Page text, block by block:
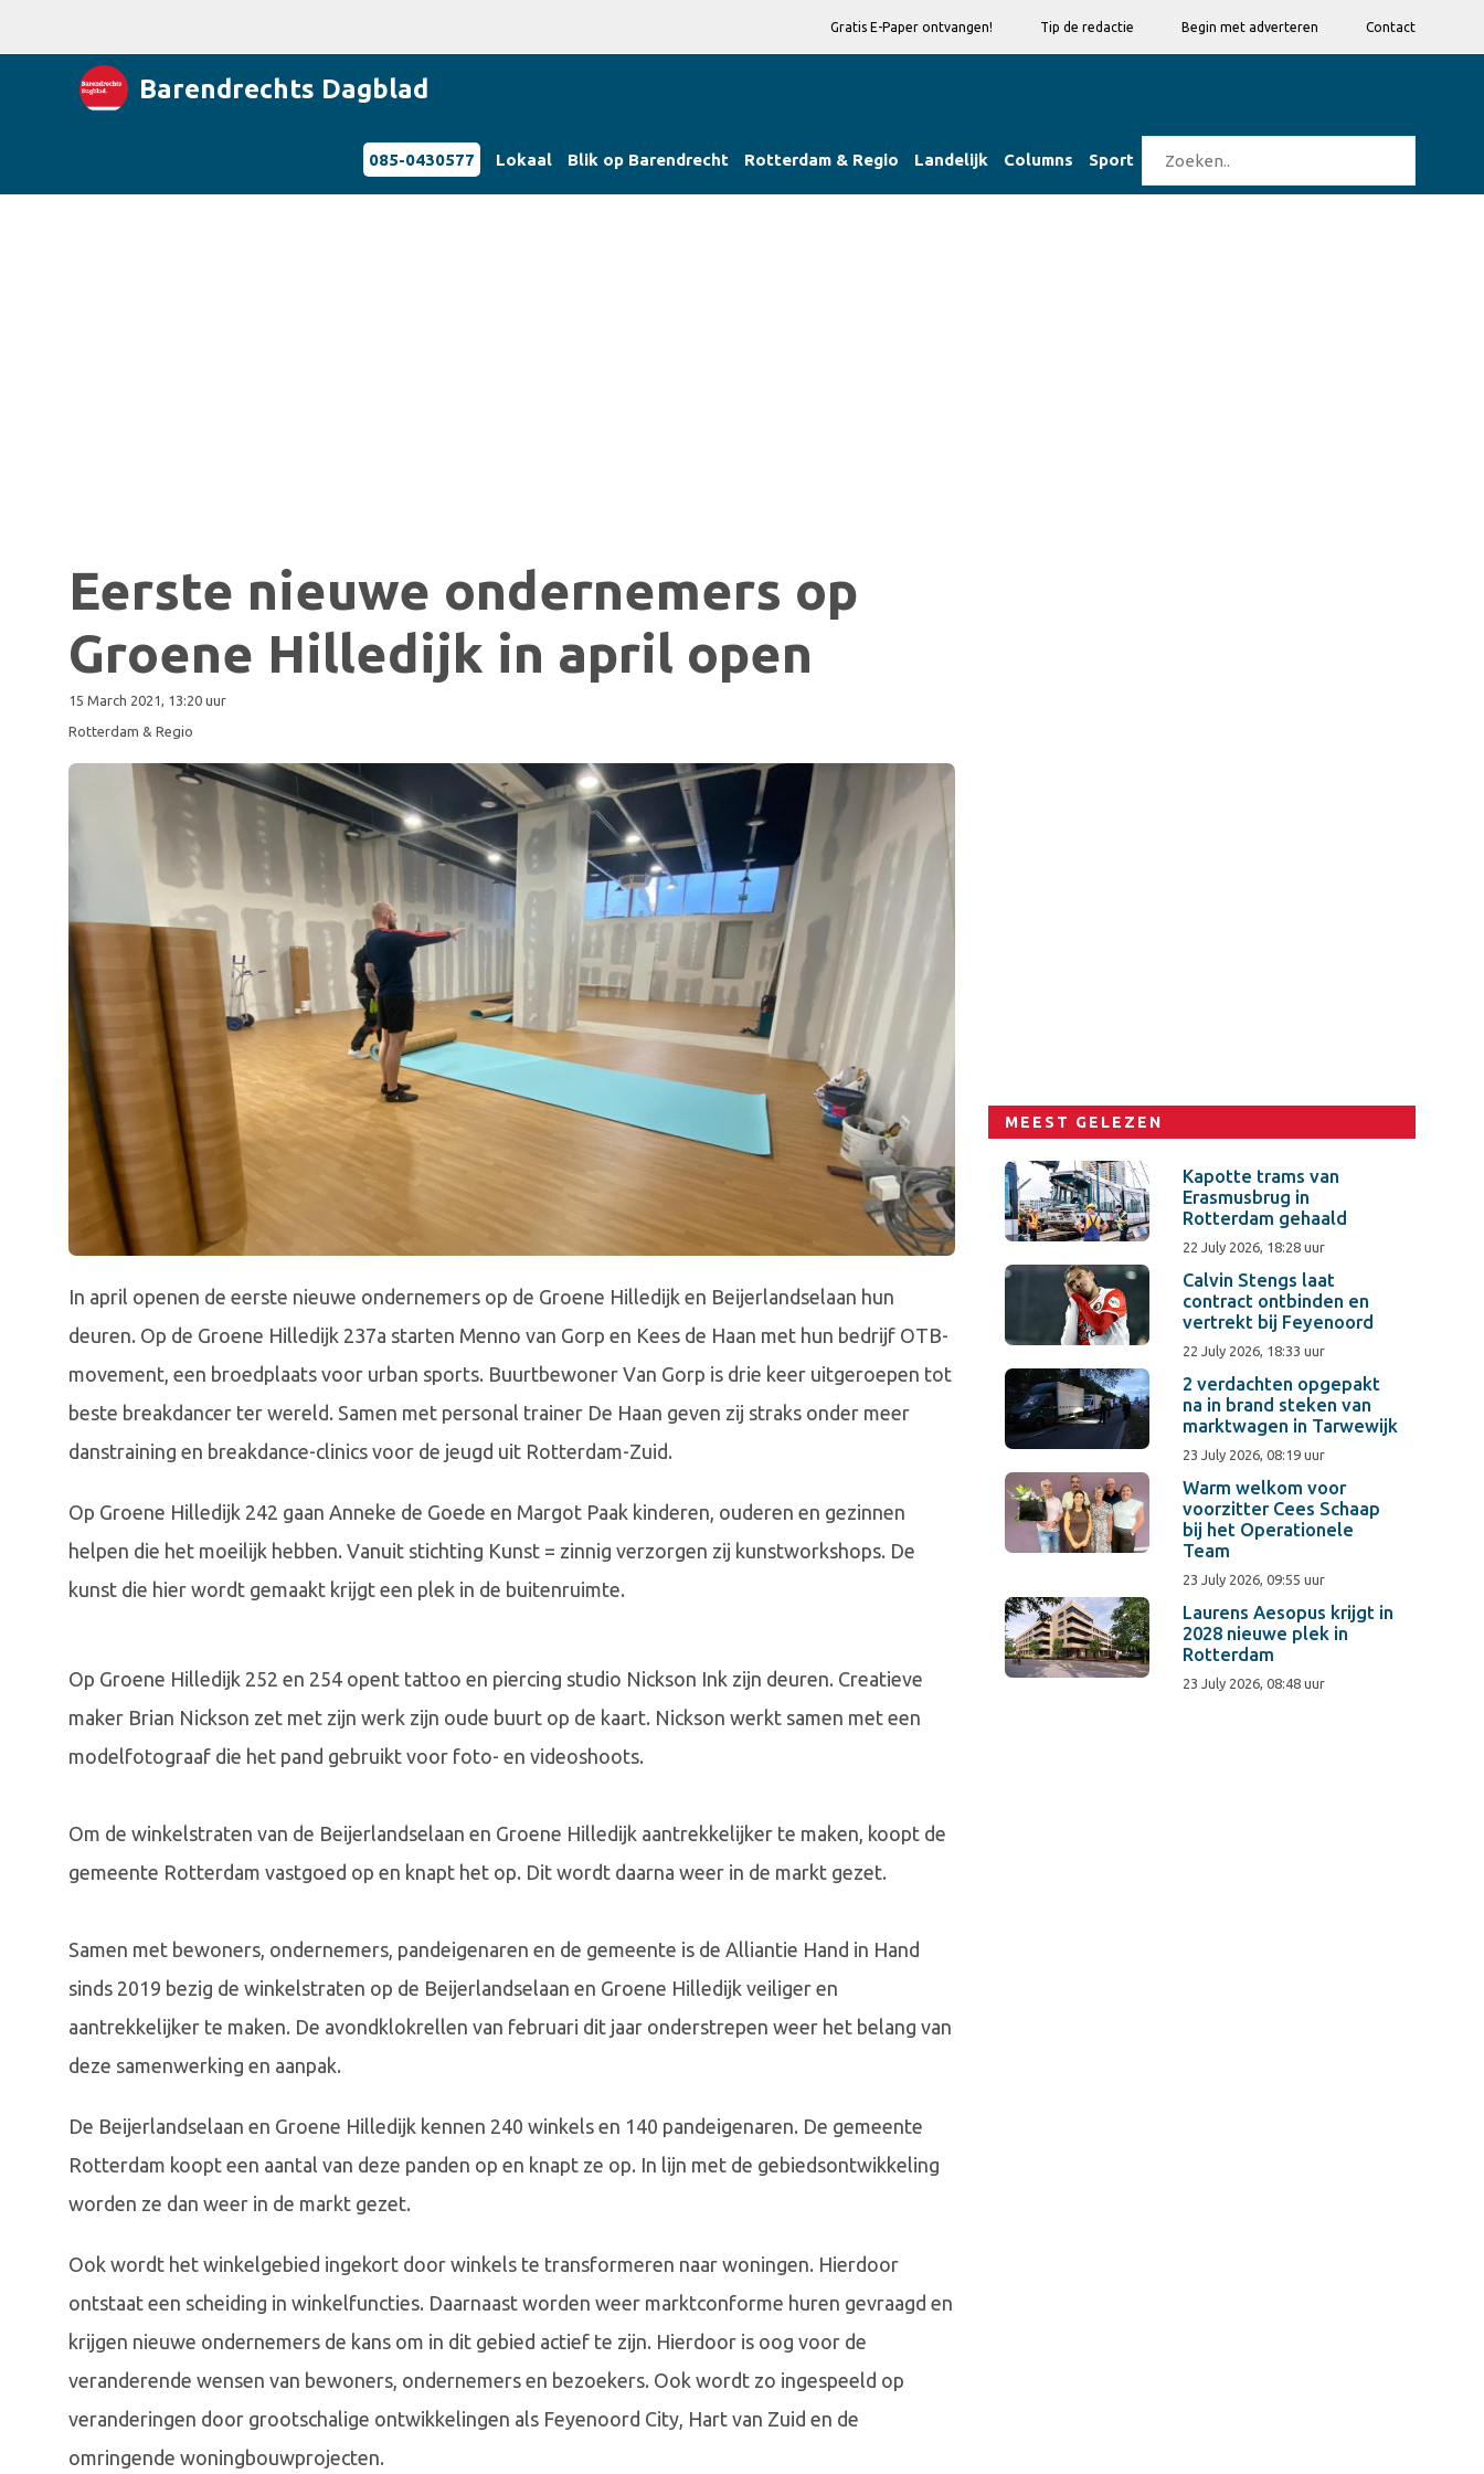
Gratis E-Paper ontvangen! Tip de redactie Begin met adverteren Contact
Barendrechts Dagblad
085-0430577 Lokaal Blik op Barendrecht Rotterdam & Regio Landelijk Columns Sport
Eerste nieuwe ondernemers op
Groene Hilledijk in april open
15 March 2021, 13:20 uur
Rotterdam & Regio
In april openen de eerste nieuwe ondernemers op de Groene Hilledijk en Beijerlandselaan hun
deuren. Op de Groene Hilledijk 237a starten Menno van Gorp en Kees de Haan met hun bedrijf OTB-
movement, een broedplaats voor urban sports. Buurtbewoner Van Gorp is drie keer uitgeroepen tot
beste breakdancer ter wereld. Samen met personal trainer De Haan geven zij straks onder meer
danstraining en breakdance-clinics voor de jeugd uit Rotterdam-Zuid.
Op Groene Hilledijk 242 gaan Anneke de Goede en Margot Paak kinderen, ouderen en gezinnen
helpen die het moeilijk hebben. Vanuit stichting Kunst = zinnig verzorgen zij kunstworkshops. De
kunst die hier wordt gemaakt krijgt een plek in de buitenruimte.
Op Groene Hilledijk 252 en 254 opent tattoo en piercing studio Nickson Ink zijn deuren. Creatieve
maker Brian Nickson zet met zijn werk zijn oude buurt op de kaart. Nickson werkt samen met een
modelfotograaf die het pand gebruikt voor foto- en videoshoots.
Om de winkelstraten van de Beijerlandselaan en Groene Hilledijk aantrekkelijker te maken, koopt de
gemeente Rotterdam vastgoed op en knapt het op. Dit wordt daarna weer in de markt gezet.
Samen met bewoners, ondernemers, pandeigenaren en de gemeente is de Alliantie Hand in Hand
sinds 2019 bezig de winkelstraten op de Beijerlandselaan en Groene Hilledijk veiliger en
aantrekkelijker te maken. De avondklokrellen van februari dit jaar onderstrepen weer het belang van
deze samenwerking en aanpak.
De Beijerlandselaan en Groene Hilledijk kennen 240 winkels en 140 pandeigenaren. De gemeente
Rotterdam koopt een aantal van deze panden op en knapt ze op. In lijn met de gebiedsontwikkeling
worden ze dan weer in de markt gezet.
Ook wordt het winkelgebied ingekort door winkels te transformeren naar woningen. Hierdoor
ontstaat een scheiding in winkelfuncties. Daarnaast worden weer marktconforme huren gevraagd en
krijgen nieuwe ondernemers de kans om in dit gebied actief te zijn. Hierdoor is oog voor de
veranderende wensen van bewoners, ondernemers en bezoekers. Ook wordt zo ingespeeld op
veranderingen door grootschalige ontwikkelingen als Feyenoord City, Hart van Zuid en de
omringende woningbouwprojecten.
MEEST GELEZEN
Kapotte trams van
Erasmusbrug in
Rotterdam gehaald
22 July 2026, 18:28 uur
Calvin Stengs laat
contract ontbinden en
vertrekt bij Feyenoord
22 July 2026, 18:33 uur
2 verdachten opgepakt
na in brand steken van
marktwagen in Tarwewijk
23 July 2026, 08:19 uur
Warm welkom voor
voorzitter Cees Schaap
bij het Operationele
Team
23 July 2026, 09:55 uur
Laurens Aesopus krijgt in
2028 nieuwe plek in
Rotterdam
23 July 2026, 08:48 uur